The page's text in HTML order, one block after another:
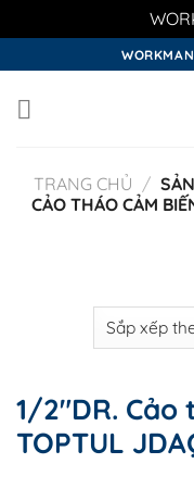
to
content
TRANG CHỦ /
CẢO THÁO CẢM
1/2"DR. Cảo
TOPTUL